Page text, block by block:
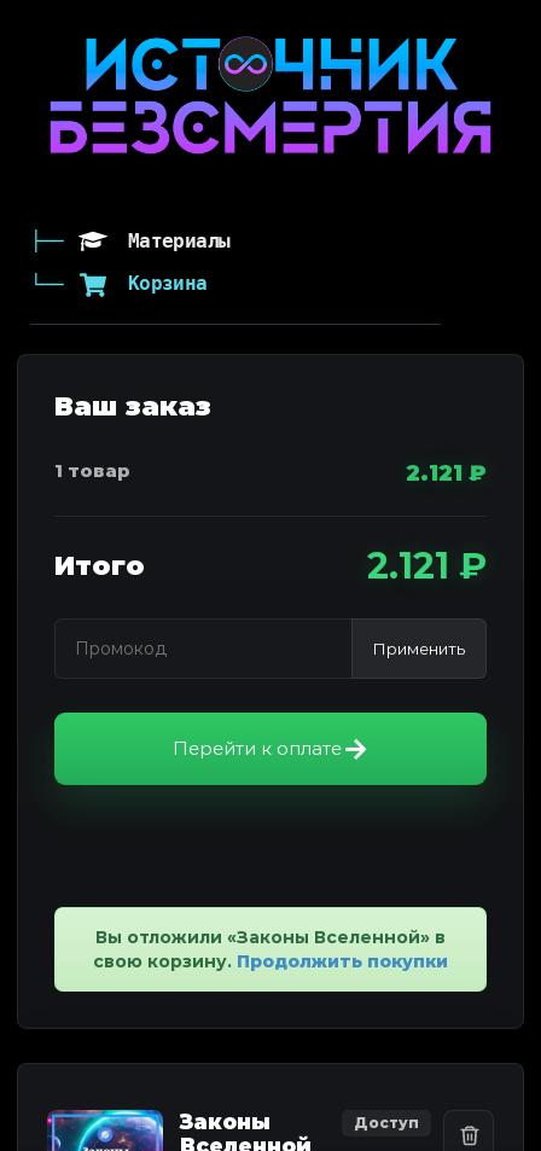
Материалы
Корзина
Доступ
Законы
Вселенной
2.121 ₽
Итого 2.121 ₽
Применить
Перейти к оплате
Вы отложили «Законы Вселенной» в
свою корзину. Продолжить покупки